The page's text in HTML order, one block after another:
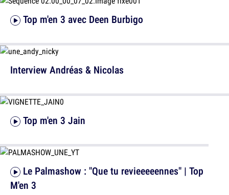
Top m'en 3 Jain
M'en 3
Top m'en 3 avec Deen Burbigo
Interview Andréas & Nicolas